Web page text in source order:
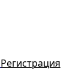
Регистрация